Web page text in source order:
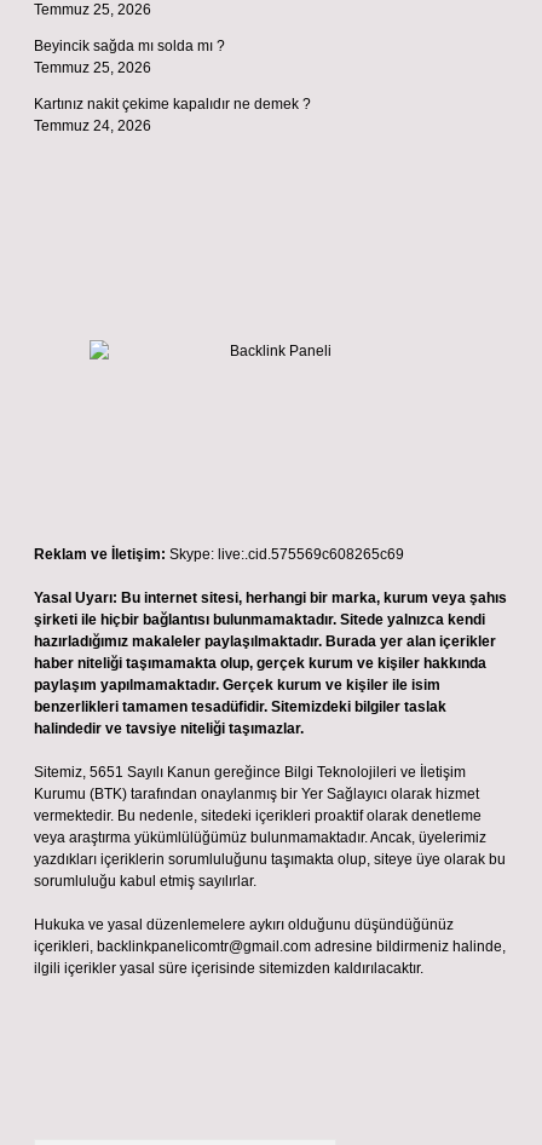
Temmuz 25, 2026
Beyincik sağda mı solda mı ?
Temmuz 25, 2026
Kartınız nakit çekime kapalıdır ne demek ?
Temmuz 24, 2026
Reklam ve İletişim: Skype: live:.cid.575569c608265c69
Yasal Uyarı: Bu internet sitesi, herhangi bir marka, kurum veya şahıs
şirketi ile hiçbir bağlantısı bulunmamaktadır. Sitede yalnızca kendi
hazırladığımız makaleler paylaşılmaktadır. Burada yer alan içerikler
haber niteliği taşımamakta olup, gerçek kurum ve kişiler hakkında
paylaşım yapılmamaktadır. Gerçek kurum ve kişiler ile isim
benzerlikleri tamamen tesadüfidir. Sitemizdeki bilgiler taslak
halindedir ve tavsiye niteliği taşımazlar.
Sitemiz, 5651 Sayılı Kanun gereğince Bilgi Teknolojileri ve İletişim
Kurumu (BTK) tarafından onaylanmış bir Yer Sağlayıcı olarak hizmet
vermektedir. Bu nedenle, sitedeki içerikleri proaktif olarak denetleme
veya araştırma yükümlülüğümüz bulunmamaktadır. Ancak, üyelerimiz
yazdıkları içeriklerin sorumluluğunu taşımakta olup, siteye üye olarak bu
sorumluluğu kabul etmiş sayılırlar.
Hukuka ve yasal düzenlemelere aykırı olduğunu düşündüğünüz
içerikleri, backlinkpanelicomtr@gmail.com adresine bildirmeniz halinde,
ilgili içerikler yasal süre içerisinde sitemizden kaldırılacaktır.